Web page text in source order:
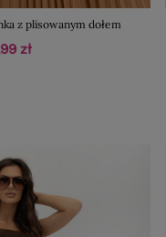
z plisowanym dołem
zł